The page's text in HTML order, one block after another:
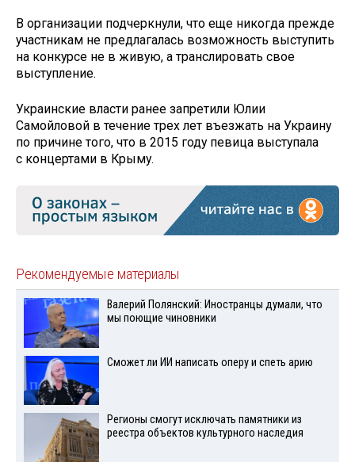
В организации подчеркнули, что еще никогда прежде
участникам не предлагалась возможность выступить
на конкурсе не в живую, а транслировать свое
выступление.
Украинские власти ранее запретили Юлии
Самойловой в течение трех лет въезжать на Украину
по причине того, что в 2015 году певица выступала
с концертами в Крыму.
Рекомендуемые материалы
Валерий Полянский: Иностранцы думали, что
мы поющие чиновники
Сможет ли ИИ написать оперу и спеть арию
Регионы смогут исключать памятники из
реестра объектов культурного наследия